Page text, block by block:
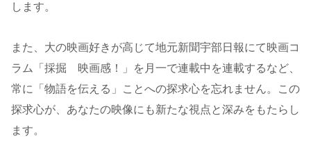
します。
また、大の映画好きが高じて地元新聞宇部日報にて映画コ
ラム「採掘 映画感！」を月一で連載中を連載するなど、
常に「物語を伝える」ことへの探求心を忘れません。この
探求心が、あなたの映像にも新たな視点と深みをもたらし
ます。